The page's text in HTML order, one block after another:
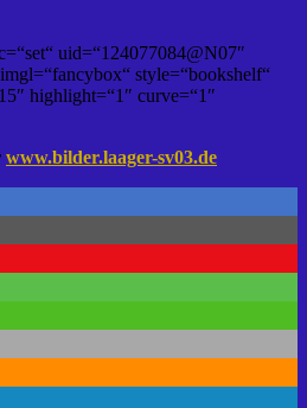
uid=“124077084@N07″
style=“bookshelf“
highlight=“1″ curve=“1″
www.bilder.laager-sv03.de